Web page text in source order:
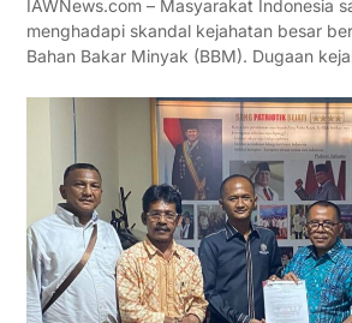
IAWNews.com – Masyarakat Indonesia
menghadapi skandal kejahatan besar
Bahan Bakar Minyak (BBM). Dugaan